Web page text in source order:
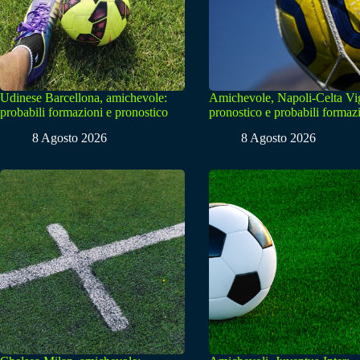
Udinese Barcellona, amichevole:
probabili formazioni e pronostico
8 Agosto 2026
Amichevole, Napoli-Celta
pronostico e probabili
8 Agosto 2026